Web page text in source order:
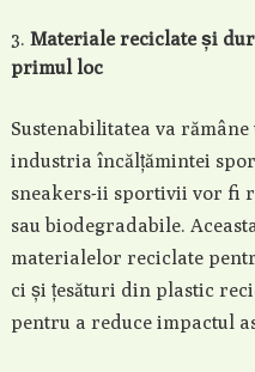
Materiale reciclate și
primul loc
Sustenabilitatea va
industria încălțămintei
sneakers-ii sportivii vor fi
sau biodegradabile.
materialelor reciclate
ci și țesături din plastic
pentru a reduce impactul